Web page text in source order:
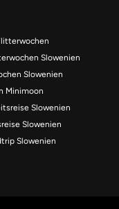
Slowenien
Slowenien
Minimoon
Slowenien
Slowenien
Slowenien